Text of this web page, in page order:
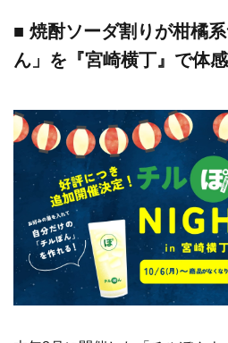
■ 焼酎ソーダ割りが柑橘
ん」を『宮崎横丁』で体感